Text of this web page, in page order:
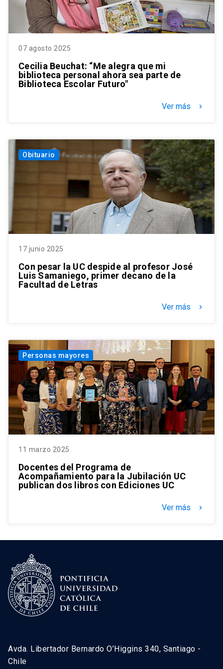
07 agosto 2025
Cecilia Beuchat: “Me alegra que mi
biblioteca personal ahora sea parte de
Biblioteca Escolar Futuro"
Ver más keyboard_arrow_right
Obituario
17 junio 2025
Con pesar la UC despide al profesor José
Luis Samaniego, primer decano de la
Facultad de Letras
Ver más keyboard_arrow_right
Personas mayores
11 marzo 2025
Docentes del Programa de
Acompañamiento para la Jubilación UC
publican dos libros con Ediciones UC
Ver más keyboard_arrow_right
Avda. Libertador Bernardo O’Higgins 340, Santiago -
Chile